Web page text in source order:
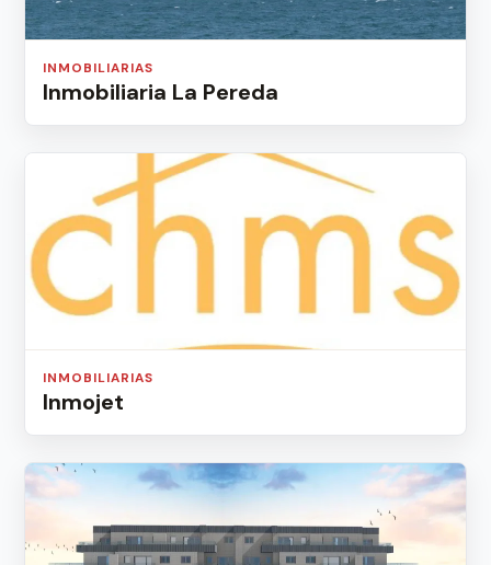
INMOBILIARIAS
Inmobiliaria La Pereda
INMOBILIARIAS
Inmojet